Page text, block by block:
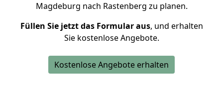
Magdeburg nach Rastenberg zu planen.
Füllen Sie jetzt das Formular aus, und erhalten
Sie kostenlose Angebote.
Kostenlose Angebote erhalten